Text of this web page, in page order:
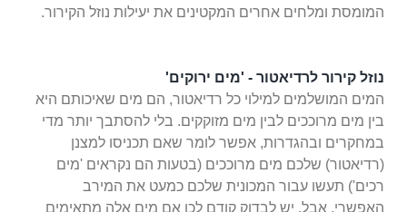
המומסת ומלחים אחרים המקטינים את יעילות נוזל הקירור.
נוזל קירור לרדיאטור - 'מים ירוקים'
המים המושלמים למילוי כל רדיאטור, הם מים שאיכותם היא
בין מים מרוככים לבין מים מזוקקים. בלי להסתבך יותר מדי
במחקרים ובהגדרות, אפשר לומר שאם תכניסו למצנן
(רדיאטור) שלכם מים מרוככים (בטעות הם נקראים 'מים
רכים') תעשו עבור המכונית שלכם כמעט את המירב
האפשרי. אבל, יש לבדוק קודם לכן אם מים אלה מתאימים